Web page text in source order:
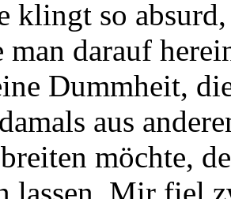
klingt so
darauf
Dummheit,
aus
möchte,
lassen. Mir fiel